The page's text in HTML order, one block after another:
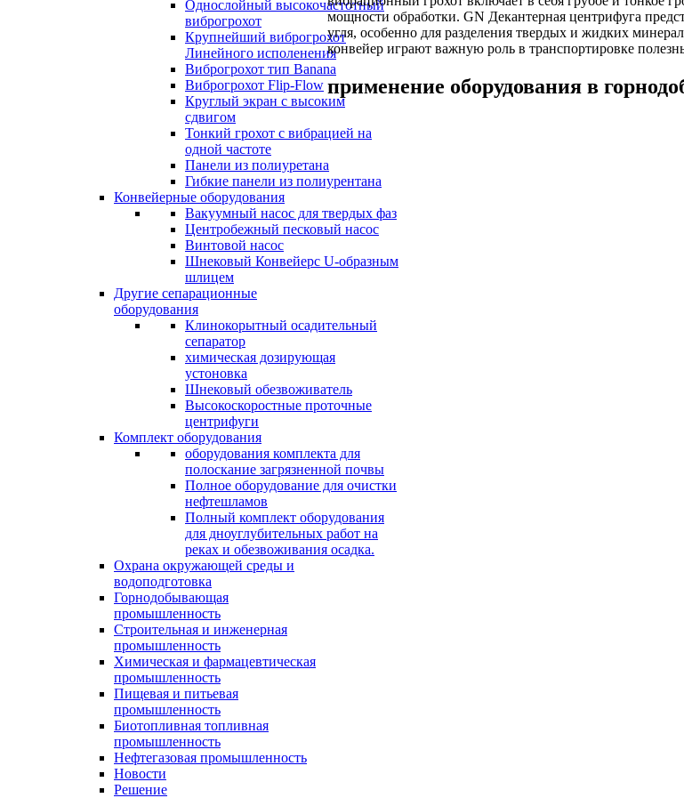
Однослойный высокочастотный
виброгрохот
Крупнейший виброгрохот
Линейного исполенения
Виброгрохот тип Banana
Виброгрохот Flip-Flow
Круглый экран с высоким
сдвигом
Тонкий грохот с вибрацией на
одной частоте
Панели из полиуретана
Гибкие панели из полиурентана
Конвейерные оборудования
Вакуумный насос для твердых фаз
Центробежный песковый насос
Винтовой насос
Шнековый Конвейерс U-образным
шлицем
Другие сепарационные
оборудования
Клинокорытный осадительный
сепаратор
химическая дозирующая
устоновка
Шнековый обезвоживатель
Высокоскоростные проточные
центрифуги
Комплект оборудования
оборудования комплекта для
полоскание загрязненной почвы
Полное оборудование для очистки
нефтешламов
Полный комплект оборудования
для дноуглубительных работ на
реках и обезвоживания осадка.
Охрана окружающей среды и
водоподготовка
Горнодобывающая
промышленность
Cтроительная и инженерная
промышленность
Химическая и фармацевтическая
промышленность
Пищевая и питьевая
промышленность
Биотопливная топливная
промышленность
Нефтегазовая промышленность
Новости
Решение
мощности обработки. GN Декантерная центрифуга
угля, особенно для разделения твердых и жидких
конвейер играют важную роль в транспортировке
применение оборудования в